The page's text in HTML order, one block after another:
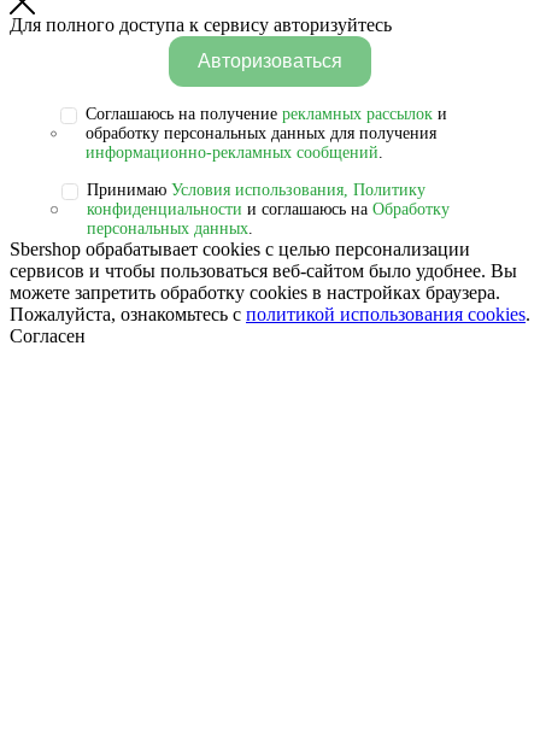
Для полного доступа к сервису авторизуйтесь
Авторизоваться
Соглашаюсь на получениерекламных рассылок и
обработку персональных данных для получения
информационно-рекламных сообщений
Принимаю Условия использования, Политику
конфиденциальности и соглашаюсь на Обработку
персональных данных.
Sbershop обрабатывает cookies с целью персонализации
сервисов и чтобы пользоваться веб-сайтом было удобнее. Вы
можете запретить обработку сookies в настройках браузера.
Пожалуйста, ознакомьтесь с политикой использования cookies.
Согласен